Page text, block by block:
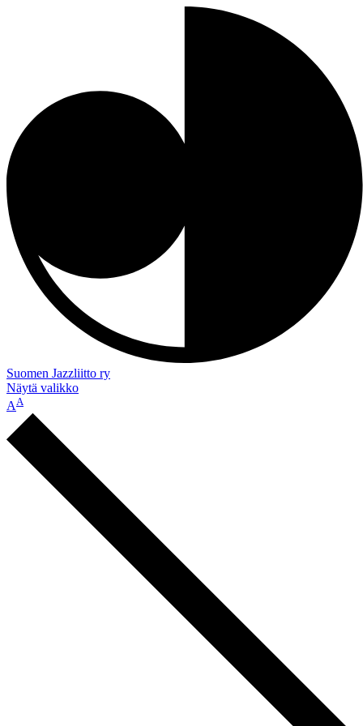
Suomen Jazzliitto ry
Näytä valikko
A A